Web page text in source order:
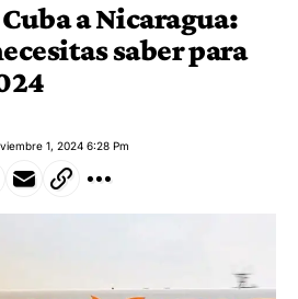
a Nicaragua:
saber para
1, 2024 6:28 Pm